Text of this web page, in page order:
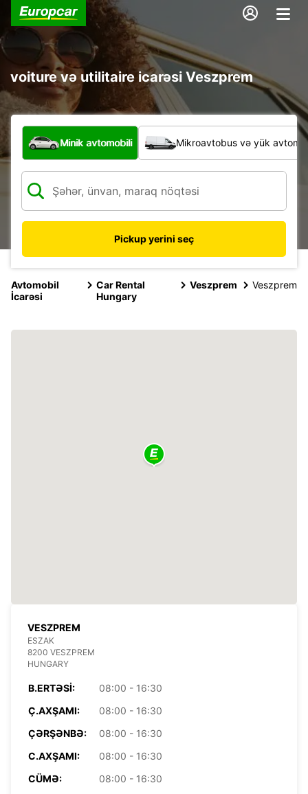
voiture və utilitaire icarəsi Veszprem
Hansı növ nəqliyyat vasitəsi?
Minik avtomobili Mikroavtobus və yük
Pickup yerini seç
Avtomobil
İcarəsi
Car Rental
Hungary
Veszprem Veszprem
VESZPREM
ESZAK
8200 VESZPREM
HUNGARY
B.ERTƏSI:
08:00 - 16:30
Ç.AXŞAMI:
08:00 - 16:30
ÇƏRŞƏNBƏ:
08:00 - 16:30
C.AXŞAMI:
08:00 - 16:30
CÜMƏ:
08:00 - 16:30